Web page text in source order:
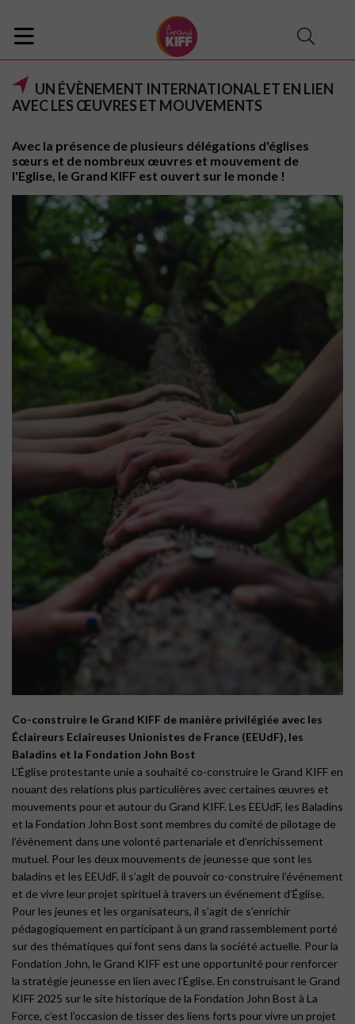
UN ÉVÈNEMENT INTERNATIONAL ET EN LIEN
AVEC LES ŒUVRES ET MOUVEMENTS
Avec la présence de plusieurs délégations d'églises
sœurs et de nombreux œuvres et mouvement de
l'Eglise, le Grand KIFF est ouvert sur le monde !
Co-construire le Grand KIFF de manière privilégiée avec les
Éclaireurs Eclaireuses Unionistes de France (EEUdF), les
Baladins et la Fondation John Bost
L’Église protestante unie a souhaité co-construire le Grand KIFF en
nouant des relations plus particulières avec certaines œuvres et
mouvements pour et autour du Grand KIFF. Les EEUdF, les Baladins
et la Fondation John Bost sont membres du comité de pilotage de
l’évènement dans une volonté partenariale et d’enrichissement
mutuel. Pour les deux mouvements de jeunesse que sont les
baladins et les EEUdF, il s’agit de pouvoir co-construire l’événement
et de vivre leur projet spirituel à travers un événement d’Église.
Pour les jeunes et les organisateurs, il s’agit de s’enrichir
pédagogiquement en participant à un grand rassemblement porté
sur des thématiques qui font sens dans la société actuelle. Pour la
Fondation John, le Grand KIFF est une opportunité pour renforcer
la stratégie jeunesse en lien avec l’Église. En construisant le Grand
KIFF 2025 sur le site historique de la Fondation John Bost à La
Force, c’est l’occasion de tisser des liens forts pour vivre un projet